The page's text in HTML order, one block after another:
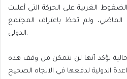
الغربية على الحركة التي أعلنت
الماضي، ولم تحظ باعتراف المجتمع
الدولي.
تؤكد أنها لن تتمكن من وقف هذه